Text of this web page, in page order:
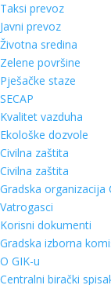
Taksi prevoz
Javni prevoz
Životna sredina
Zelene površine
Pješačke staze
SECAP
Kvalitet vazduha
Ekološke dozvole
Civilna zaštita
Civilna zaštita
Gradska organizacija
Vatrogasci
Korisni dokumenti
Gradska izborna
O GIK-u
Centralni birački